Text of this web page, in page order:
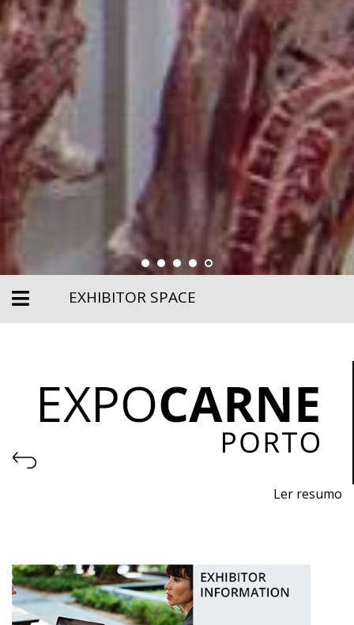
EXHIBITOR SPACE
Ler resumo
November 4th to 6th, 2026 - EXPONOR, Matosinhos,
Porto
Wednesday to Friday, 10am to 7pm